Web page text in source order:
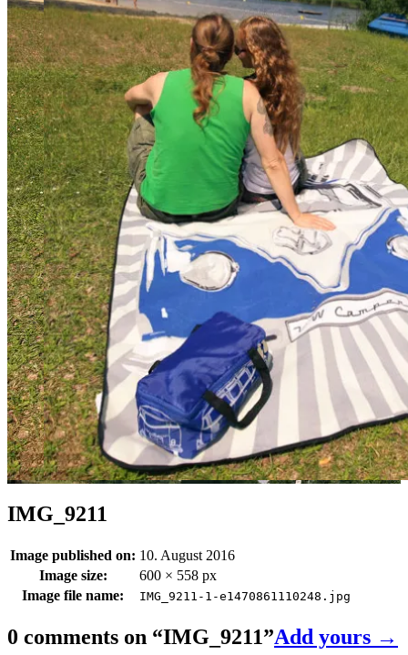
IMG_9211
Image published on: 10. August 2016
Image size:
600 × 558 px
Image file name:
IMG_9211-1-e1470861110248.jpg
0 comments on “IMG_9211”Add yours →